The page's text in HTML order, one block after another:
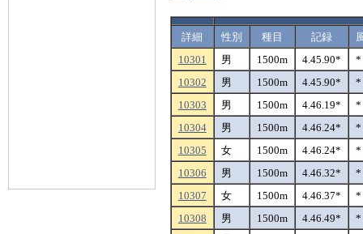
詳細 性別 種目 記録
10301
男 1500m 4.45.90*
*
10302
男 1500m 4.45.90*
*
10303
男 1500m 4.46.19*
*
10304
男 1500m 4.46.24*
*
10305
女 1500m 4.46.24*
*
10306
男 1500m 4.46.32*
*
10307
女 1500m 4.46.37*
*
10308
男 1500m 4.46.49*
*